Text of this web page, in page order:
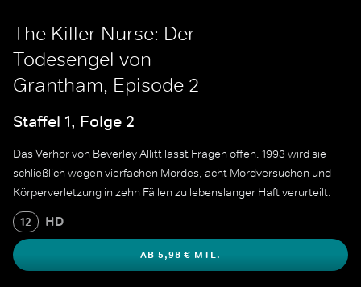
The Killer Nurse: Der
Todesengel von
Grantham, Episode 2
Staffel 1, Folge 2
Das Verhör von Beverley Allitt lässt Fragen offen. 1993 wird sie
schließlich wegen vierfachen Mordes, acht Mordversuchen und
Körperverletzung in zehn Fällen zu lebenslanger Haft verurteilt.
12 HD
AB 5,98 € MTL.